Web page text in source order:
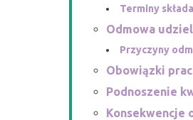
Terminy
Odmowa
Przyczyny
Obowiązki
Podnoszenie
Konsekwencje